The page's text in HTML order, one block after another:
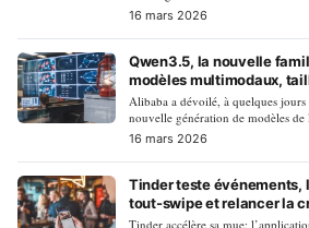
16 mars 2026
Qwen3.5, la nouvelle
modèles multimodaux,
accélérée
Alibaba a dévoilé, à quelques
nouvelle génération de modèles de
16 mars 2026
Tinder teste événements,
tout-swipe et relancer la
Tinder accélère sa mue: